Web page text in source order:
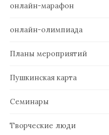
онлайн-марафон
онлайн-олимпиада
Планы мероприятий
Пушкинская карта
Семинары
Творческие люди